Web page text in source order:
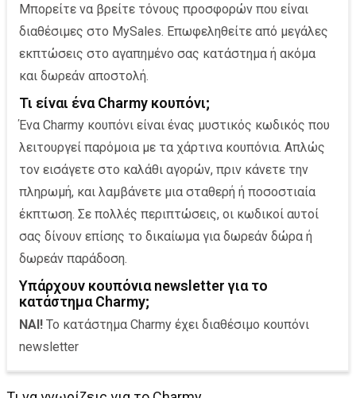
Μπορείτε να βρείτε τόνους προσφορών που είναι
διαθέσιμες στο ΜySales. Επωφεληθείτε από μεγάλες
εκπτώσεις στο αγαπημένο σας κατάστημα ή ακόμα
και δωρεάν αποστολή.
Τι είναι ένα Charmy κουπόνι;
Ένα Charmy κουπόνι είναι ένας μυστικός κωδικός που
λειτουργεί παρόμοια με τα χάρτινα κουπόνια. Απλώς
τον εισάγετε στο καλάθι αγορών, πριν κάνετε την
πληρωμή, και λαμβάνετε μια σταθερή ή ποσοστιαία
έκπτωση. Σε πολλές περιπτώσεις, οι κωδικοί αυτοί
σας δίνουν επίσης το δικαίωμα για δωρεάν δώρα ή
δωρεάν παράδοση.
Υπάρχουν κουπόνια newsletter για το
κατάστημα Charmy;
NAI! Το κατάστημα Charmy έχει διαθέσιμο κουπόνι
newsletter